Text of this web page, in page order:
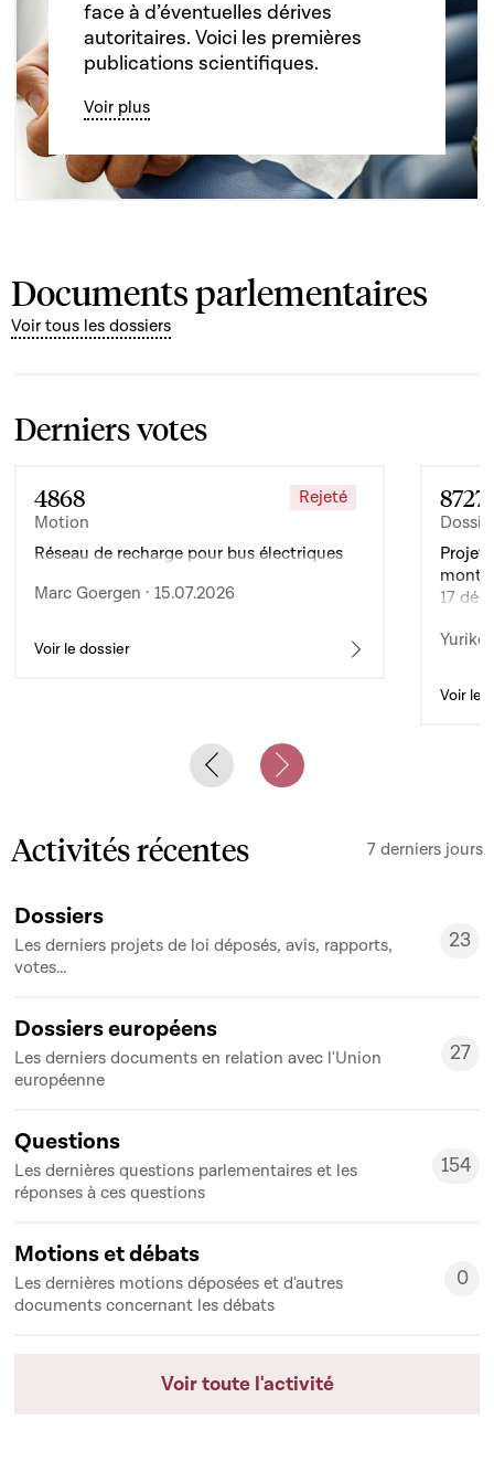
face à d’éventuelles dérives
autoritaires. Voici les premières
publications scientifiques.
Voir plus
Documents parlementaires
Voir tous les dossiers
Derniers votes
4868
Motion
Rejeté
Réseau de recharge pour bus électriques
Marc Goergen · 15.07.2026
Voir le dossier
8727
Projet
17
Yuriko
Voir le
Previous slideNext slide
Activités récentes 7 derniers jours
Dossiers
Les derniers projets de loi déposés, avis, rapports,
votes...
23
23
Dossiers européens
Les derniers documents en relation avec l'Union
européenne
27
27
Questions
Les dernières questions parlementaires et les
réponses à ces questions
154
154
Motions et débats
Les dernières motions déposées et d'autres
documents concernant les débats
0
0
Voir toute l'activité